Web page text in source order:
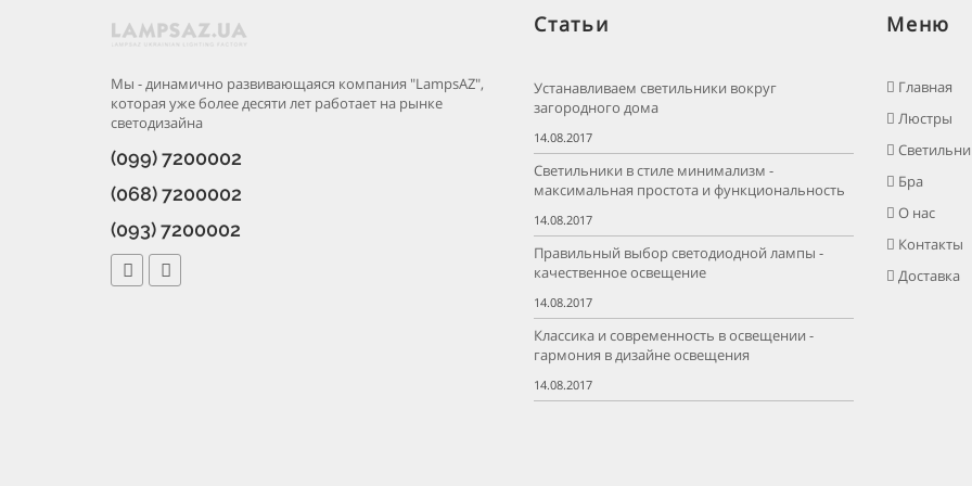
Мы - динамично развивающаяся компания "LampsAZ",
которая уже более десяти лет работает на рынке
светодизайна
(099) 7200002
(068) 7200002
(093) 7200002
Статьи
Устанавливаем светильники вокруг
загородного дома
14.08.2017
Светильники в стиле минимализм -
максимальная простота и функциональность
14.08.2017
Правильный выбор светодиодной лампы -
качественное освещение
14.08.2017
Классика и современность в освещении -
гармония в дизайне освещения
14.08.2017
Меню
Главная
Люстры
Бра
О нас
Контакты
Доставка